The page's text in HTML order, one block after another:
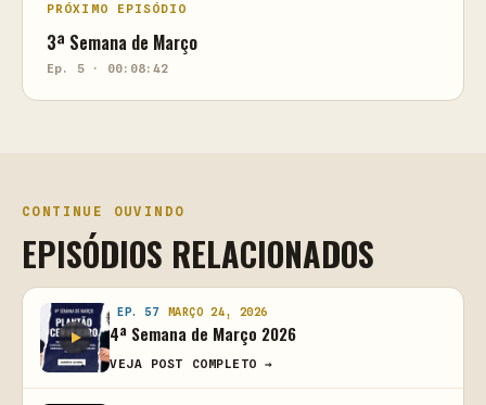
PRÓXIMO EPISÓDIO
3ª Semana de Março
Ep. 5 · 00:08:42
CONTINUE OUVINDO
EPISÓDIOS RELACIONADOS
EP. 57 MARÇO 24, 2026
4ª Semana de Março 2026
VEJA POST COMPLETO →